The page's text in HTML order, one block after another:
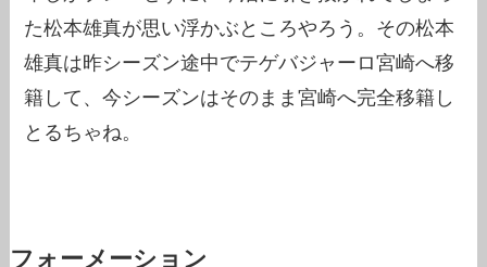
た松本雄真が思い浮かぶところやろう。その松本
雄真は昨シーズン途中でテゲバジャーロ宮崎へ移
籍して、今シーズンはそのまま宮崎へ完全移籍し
とるちゃね。
フォーメーション